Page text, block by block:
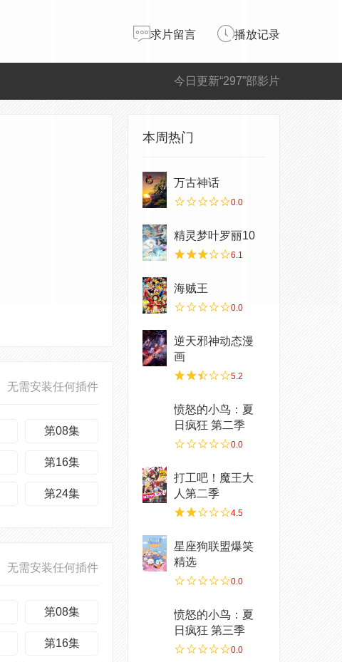
求片留言 播放记录
今日更新“297”部影片
无需安装任何插件
第08集
第16集
第24集
无需安装任何插件
第08集
第16集
本周热门
万古神话
0.0
精灵梦叶罗丽10
6.1
海贼王
0.0
逆天邪神动态漫
画
5.2
愤怒的小鸟：夏
日疯狂 第二季
0.0
打工吧！魔王大
人第二季
4.5
星座狗联盟爆笑
精选
0.0
愤怒的小鸟：夏
日疯狂 第三季
0.0